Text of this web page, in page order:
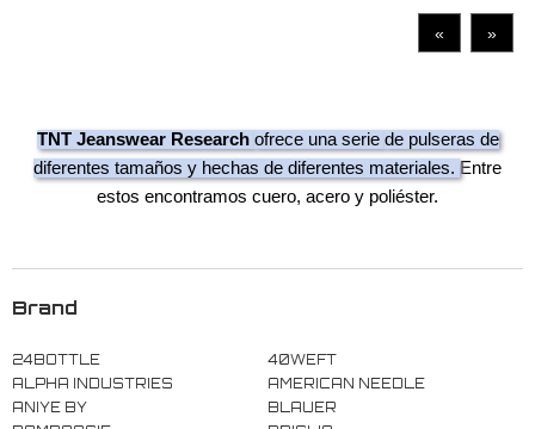
« »
TNT Jeanswear Research ofrece una serie de pulseras de
diferentes tamaños y hechas de diferentes materiales. Entre
estos encontramos cuero, acero y poliéster.
Brand
24BOTTLE
40WEFT
ALPHA INDUSTRIES
AMERICAN NEEDLE
ANIYE BY
BLAUER